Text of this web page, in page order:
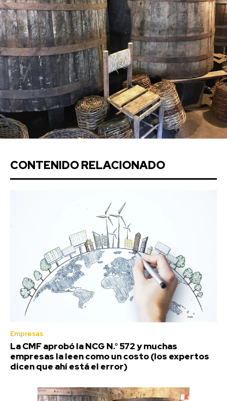
CONTENIDO RELACIONADO
Empresas
La CMF aprobó la NCG N.° 572 y muchas
empresas la leen como un costo (los expertos
dicen que ahí está el error)